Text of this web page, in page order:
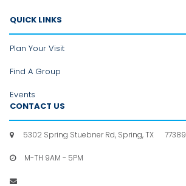
QUICK LINKS
Plan Your Visit
Find A Group
Events
CONTACT US
 5302 Spring Stuebner Rd, Spring, TX 77389
 M-TH 9AM - 5PM
